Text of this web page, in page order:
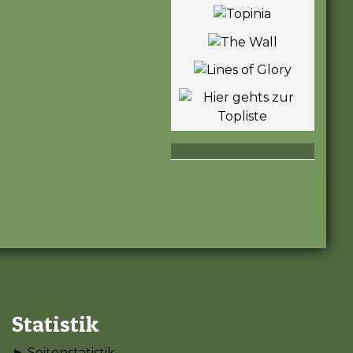
Statistik